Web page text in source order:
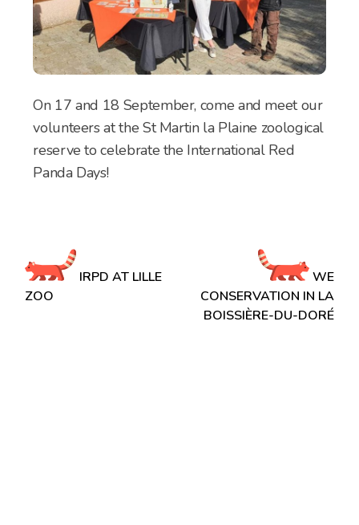
On 17 and 18 September, come and meet our
volunteers at the St Martin la Plaine zoological
reserve to celebrate the International Red
Panda Days!
Navigation
de
l’article
IRPD AT LILLE
ZOO
WE
CONSERVATION IN LA
BOISSIÈRE-DU-DORÉ